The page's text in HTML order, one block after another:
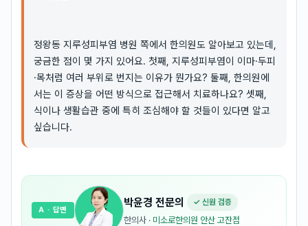
정왕동 지루성피부염 병원 쪽에서 한의원도 알아보고 있는데,
궁금한 점이 몇 가지 있어요. 첫째, 지루성피부염이 이마·두피
·목처럼 여러 부위로 번지는 이유가 뭔가요? 둘째, 한의원에
서는 이 증상을 어떤 방식으로 접근해서 치료하나요? 셋째,
식이나 생활습관 중에 특히 조심해야 할 것들이 있다면 알고
싶습니다.
박윤경 전문의 ✓ 신원 검증
한의사 · 미소로한의원 안산 고잔점
A · 답변